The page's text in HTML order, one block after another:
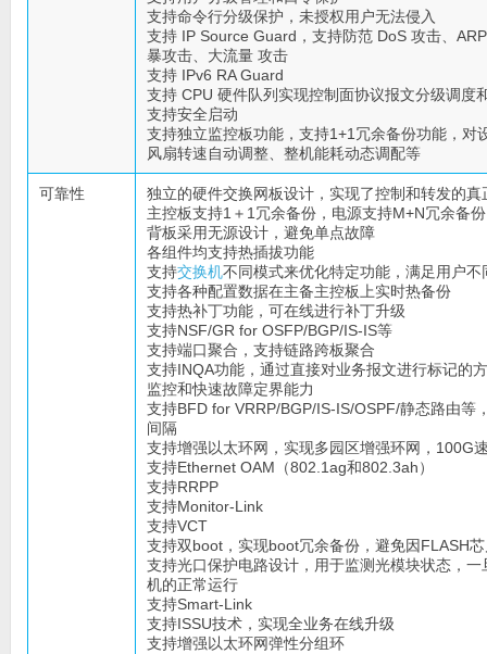
支持命令行分级保护，未授权用户无法侵入
支持 IP Source Guard，支持防范 DoS 攻击、
暴攻击、大流量 攻击
支持 IPv6 RA Guard
支持 CPU 硬件队列实现控制面协议报文分级调度
支持安全启动
支持独立监控板功能，支持1+1冗余备份功能，
风扇转速自动调整、整机能耗动态调配等
可靠性
独立的硬件交换网板设计，实现了控制和转发的
主控板支持1＋1冗余备份，电源支持M+N冗余备份
背板采用无源设计，避免单点故障
各组件均支持热插拔功能
支持交换机不同模式来优化特定功能，满足用户
支持各种配置数据在主备主控板上实时热备份
支持热补丁功能，可在线进行补丁升级
支持NSF/GR for OSFP/BGP/IS-IS等
支持端口聚合，支持链路跨板聚合
支持INQA功能，通过直接对业务报文进行标记的
监控和快速故障定界能力
支持BFD for VRRP/BGP/IS-IS/OSPF/静态路由
间隔
支持增强以太环网，实现多园区增强环网，100G
支持Ethernet OAM（802.1ag和802.3ah）
支持RRPP
支持Monitor-Link
支持VCT
支持双boot，实现boot冗余备份，避免因FLASH
支持光口保护电路设计，用于监测光模块状态，
机的正常运行
支持Smart-Link
支持ISSU技术，实现全业务在线升级
支持增强以太环网弹性分组环